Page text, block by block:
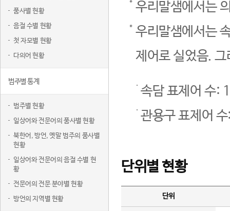
품사별 현황
음절 수별 현황
첫 자모별 현황
다의어 현황
범주별 통계
범주별 현황
일상어와 전문어의 품사별 현황
북한어, 방언, 옛말 범주의 품사별
현황
일상어와 전문어의 음절 수별 현
황
전문어의 전문 분야별 현황
방언의 지역별 현황
우리말샘에서는
우리말샘에서는
제어로 실었음.
속담 표제어 수:
관용구 표제어
단위별 현황
단위